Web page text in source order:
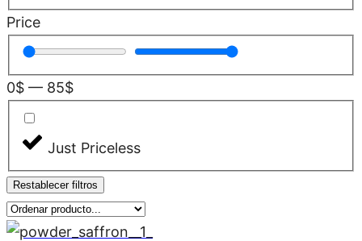
Price
0$ — 85$
Just Priceless
Restablecer filtros